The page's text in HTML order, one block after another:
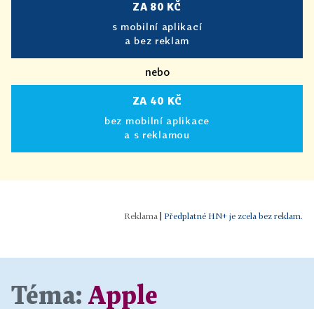
ZA 80 KČ
s mobilní aplikací
a bez reklam
nebo
ZA 40 KČ
bez mobilní aplikace
a s reklamou
Předplatné HN+ je zcela bez reklam.
Téma: Apple